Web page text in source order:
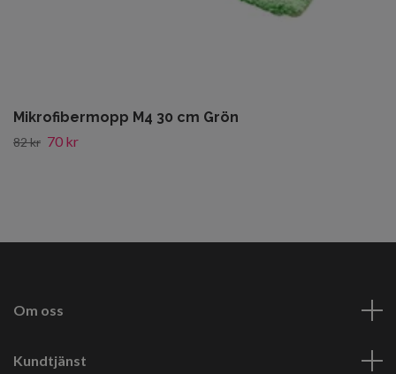
Mikrofibermopp M4 30 cm Grön
82 kr 70 kr
Om oss
Kundtjänst